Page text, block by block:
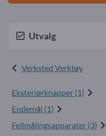
Utvalg
Verksted Verktøy
Eksteriørknapper (1)
Endemål (1)
Feilmålingsapparater (3)